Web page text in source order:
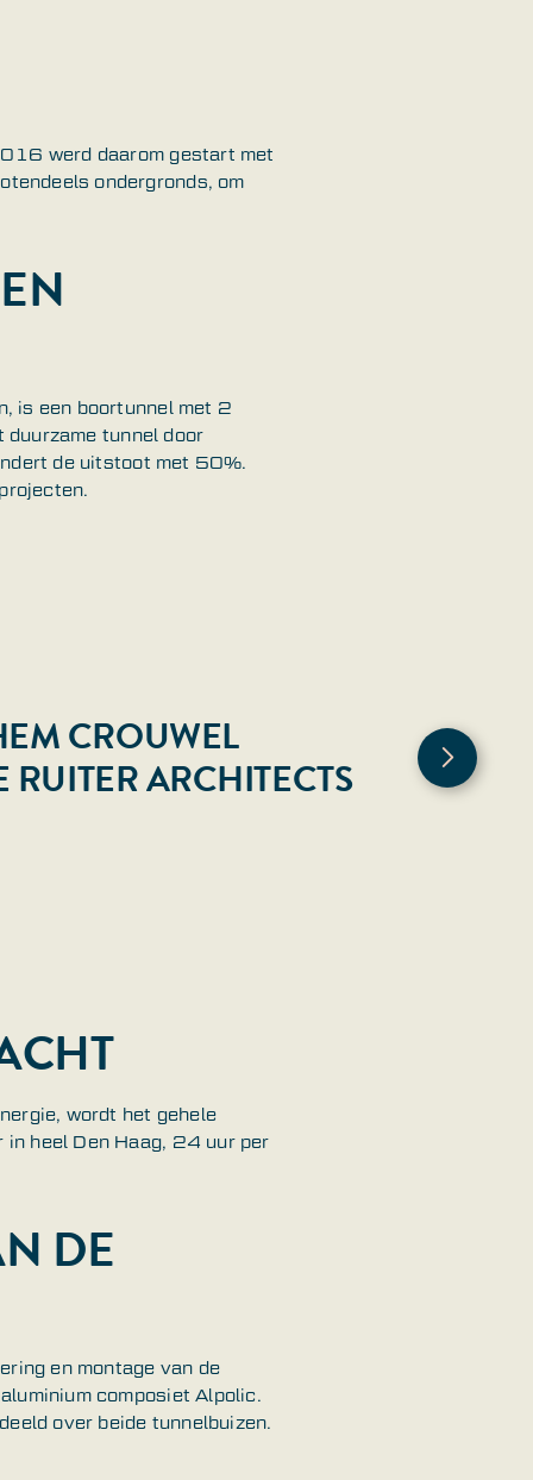
werd daarom gestart met
ondergronds, om
is een boortunnel met 2
tunnel door
de uitstoot met 50%.
CROUWEL
RUITER ARCHITECTS
wordt het gehele
in heel Den Haag, 24 uur per
DE
en montage van de
composiet Alpolic.
over beide tunnelbuizen.